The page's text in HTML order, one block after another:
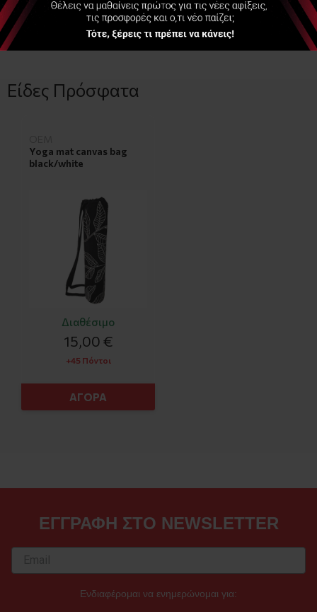
ΠΕΡΙΣΣΟΤΕΡΑ
Είδες Πρόσφατα
Yoga mat canvas bag
black/white
Διαθέσιμο
15,00 €
+45 Πόντοι
ΑΓΟΡΑ
ΕΓΓΡΑΦΗ ΣΤΟ NEWSLETTER
Ενδιαφέρομαι να ενημερώνομαι για: